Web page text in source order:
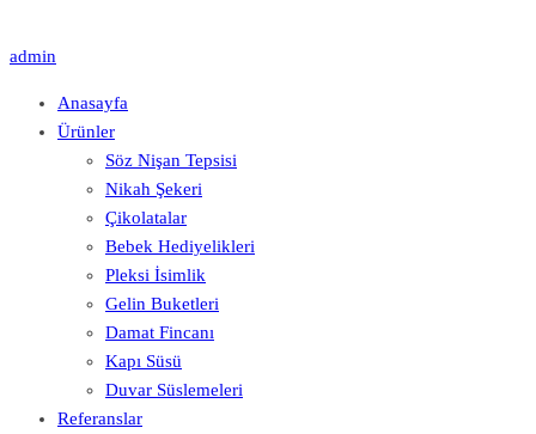
admin
Anasayfa
Ürünler
Söz Nişan Tepsisi
Nikah Şekeri
Çikolatalar
Bebek Hediyelikleri
Pleksi İsimlik
Gelin Buketleri
Damat Fincanı
Kapı Süsü
Duvar Süslemeleri
Referanslar